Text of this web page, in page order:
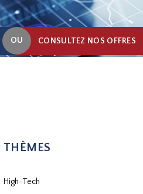
OU CONSULTEZ NOS OFFRES
THÈMES
High-Tech